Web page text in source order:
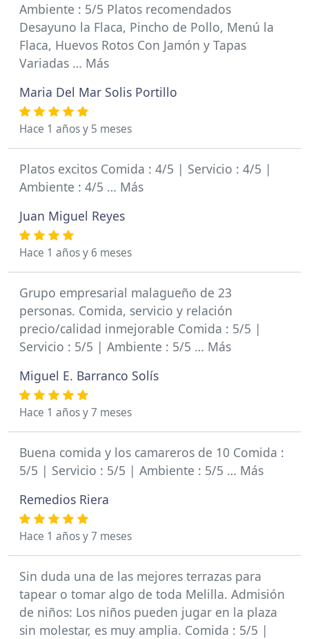
Ambiente : 5/5 Platos recomendados
Desayuno la Flaca, Pincho de Pollo, Menú la
Flaca, Huevos Rotos Con Jamón y Tapas
Variadas … Más
Maria Del Mar Solis Portillo
Hace 1 años y 5 meses
Platos excitos Comida : 4/5 | Servicio : 4/5 |
Ambiente : 4/5 … Más
Juan Miguel Reyes
Hace 1 años y 6 meses
Grupo empresarial malagueño de 23
personas. Comida, servicio y relación
precio/calidad inmejorable Comida : 5/5 |
Servicio : 5/5 | Ambiente : 5/5 … Más
Miguel E. Barranco Solís
Hace 1 años y 7 meses
Buena comida y los camareros de 10 Comida :
5/5 | Servicio : 5/5 | Ambiente : 5/5 … Más
Remedios Riera
Hace 1 años y 7 meses
Sin duda una de las mejores terrazas para
tapear o tomar algo de toda Melilla. Admisión
de niños: Los niños pueden jugar en la plaza
sin molestar, es muy amplia. Comida : 5/5 |